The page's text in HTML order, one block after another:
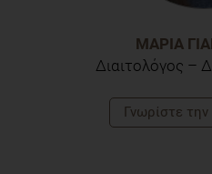
ΜΑΡΊΑ
Διαιτολόγος –
Γνωρίστε